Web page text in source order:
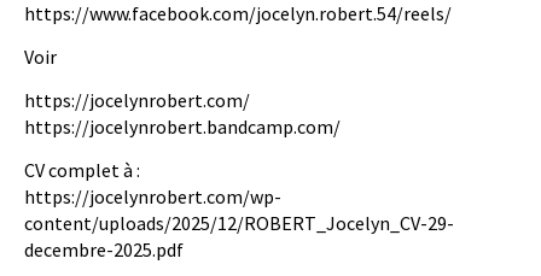
https://www.facebook.com/jocelyn.robert.54/reels/
Voir
https://jocelynrobert.com/
https://jocelynrobert.bandcamp.com/
CV complet à :
https://jocelynrobert.com/wp-
content/uploads/2025/12/ROBERT_Jocelyn_CV-29-
decembre-2025.pdf